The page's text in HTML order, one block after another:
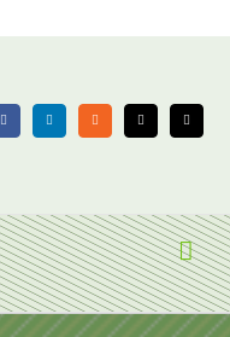
FacebookLinkedIn Rss X Email